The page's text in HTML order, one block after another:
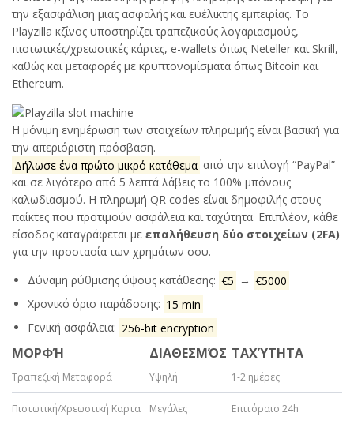
την εξασφάλιση μιας ασφαλής και ευέλικτης εμπειρίας. Το
Playzilla κζίνος υποστηρίζει τραπεζικούς λογαριασμούς,
πιστωτικές/χρεωστικές κάρτες, e-wallets όπως Neteller και Skrill,
καθώς και μεταφορές με κρυπτονομίσματα όπως Bitcoin και
Ethereum.
Η μόνιμη ενημέρωση των στοιχείων πληρωμής είναι βασική για
την απεριόριστη πρόσβαση.
Δήλωσε ένα πρώτο μικρό κατάθεμα από την επιλογή “PayPal”
και σε λιγότερο από 5 λεπτά λάβεις το 100% μπόνους
καλωδιασμού. Η πληρωμή QR codes είναι δημοφιλής στους
παίκτες που προτιμούν ασφάλεια και ταχύτητα. Επιπλέον, κάθε
είσοδος καταγράφεται με επαλήθευση δύο στοιχείων (2FA)
για την προστασία των χρημάτων σου.
Δύναμη ρύθμισης ύψους κατάθεσης: €5 → €5000
Χρονικό όριο παράδοσης: 15 min
Γενική ασφάλεια: 256-bit encryption
ΜΟΡΦΉ ΔΙΑΘΕΣΜΌΣ ΤΑΧΎΤΗΤΑ
Τραπεζική Μεταφορά Υψηλή 1-2 ημέρες
Πιστωτική/Χρεωστική Καρτα Μεγάλες Επιτόραιο 24h